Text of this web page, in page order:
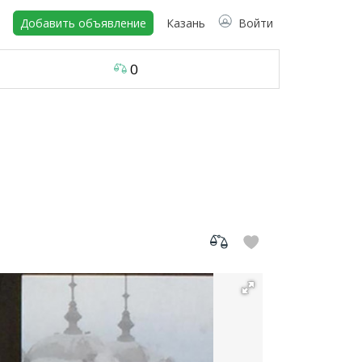
Добавить объявление Казань Войти
0